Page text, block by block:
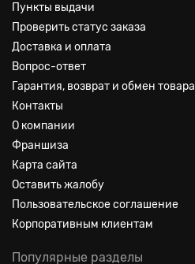
Пункты выдачи
Проверить статус заказа
Доставка и оплата
Вопрос-ответ
Гарантия, возврат и обмен товара
Контакты
О компании
Франшиза
Карта сайта
Оставить жалобу
Пользовательское соглашение
Корпоративным клиентам
Популярные разделы